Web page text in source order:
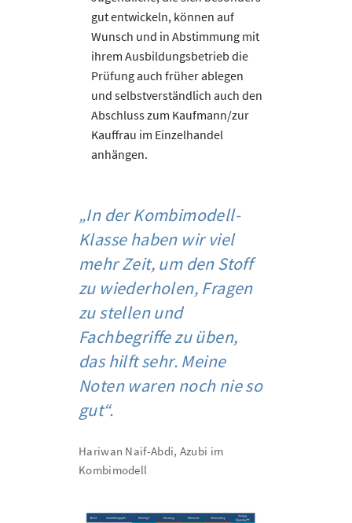
gut entwickeln, können auf
Wunsch und in Abstimmung mit
ihrem Ausbildungsbetrieb die
Prüfung auch früher ablegen
und selbstverständlich auch den
Abschluss zum Kaufmann/zur
Kauffrau im Einzelhandel
anhängen.
„In der Kombimodell-
Klasse haben wir viel
mehr Zeit, um den Stoff
zu wiederholen, Fragen
zu stellen und
Fachbegriffe zu üben,
das hilft sehr. Meine
Noten waren noch nie so
gut“.
Hariwan Naif-Abdi, Azubi im
Kombimodell